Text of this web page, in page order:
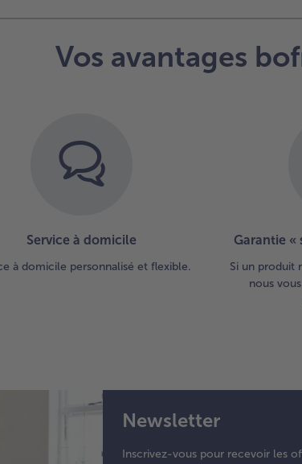
Vos avantages
Service à domicile
à domicile personnalisé et flexible.
Garantie «
Si un produit
nous
Newsletter
Inscrivez-vous pour recevoir les